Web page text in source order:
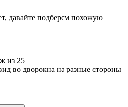
давайте подберем похожую
из 25
во дворокна на разные стороны